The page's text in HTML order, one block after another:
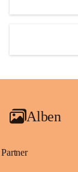
1 Seite•1,4
VBl. EU
Alben
Partner